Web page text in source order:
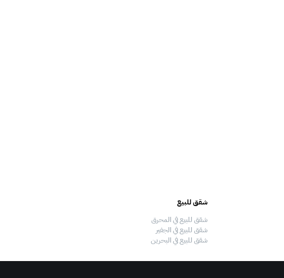
شقق للبيع
شقق للبيع في المحرق
شقق للبيع في الجفير
شقق للبيع في البحرين